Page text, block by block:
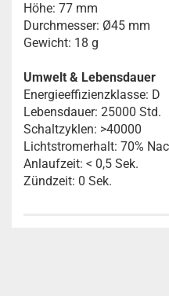
Höhe: 77 mm
Durchmesser: Ø45 mm
Gewicht: 18 g
Umwelt & Lebensdauer
Energieeffizienzklasse: D
Lebensdauer: 25000 Std.
Schaltzyklen: >40000
Lichtstromerhalt: 70%
Anlaufzeit: < 0,5 Sek.
Zündzeit: 0 Sek.